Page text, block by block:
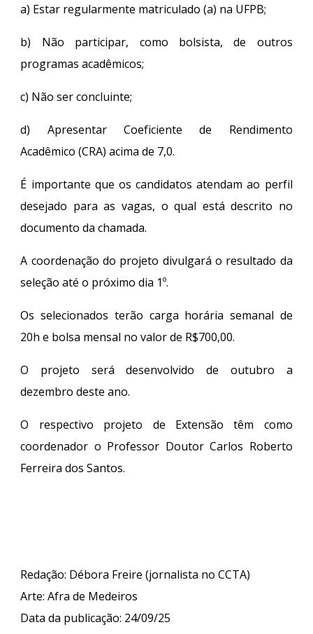
a) Estar regularmente matriculado (a) na UFPB;
b) Não participar, como bolsista, de outros
programas acadêmicos;
c) Não ser concluinte;
d) Apresentar Coeficiente de Rendimento
Acadêmico (CRA) acima de 7,0.
É importante que os candidatos atendam ao perfil
desejado para as vagas, o qual está descrito no
documento da chamada.
A coordenação do projeto divulgará o resultado da
seleção até o próximo dia 1º.
Os selecionados terão carga horária semanal de
20h e bolsa mensal no valor de R$700,00.
O projeto será desenvolvido de outubro a
dezembro deste ano.
O respectivo projeto de Extensão têm como
coordenador o Professor Doutor Carlos Roberto
Ferreira dos Santos.
Redação: Débora Freire (jornalista no CCTA)
Arte:Afra de Medeiros
Data da publicação: 24/09/25